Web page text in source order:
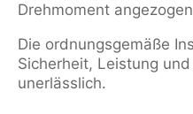
Drehmoment
Die ordnungsgemäße
Sicherheit, Leistung
unerlässlich.